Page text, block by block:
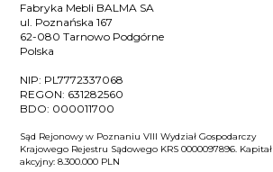
Fabryka Mebli BALMA SA
ul. Poznańska 167
62-080 Tarnowo Podgórne
Polska
NIP: PL7772337068
REGON: 631282560
BDO: 000011700
Sąd Rejonowy w Poznaniu VIII Wydział Gospodarczy
Krajowego Rejestru Sądowego KRS 0000097896. Kapitał
akcyjny: 8.300.000 PLN